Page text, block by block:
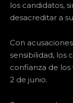
los candidatos,
desacreditar a
Con
sensibilidad, los
confianza de
2 de junio.